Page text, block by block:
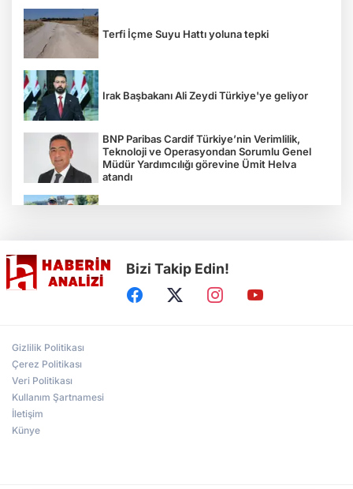
Terfi İçme Suyu Hattı yoluna tepki
Irak Başbakanı Ali Zeydi Türkiye'ye geliyor
BNP Paribas Cardif Türkiye’nin Verimlilik,
Teknoloji ve Operasyondan Sorumlu Genel
Müdür Yardımcılığı görevine Ümit Helva
atandı
Alperen Ocakları Darıca'da yeni dönem...
Bizi Takip Edin!
Gizlilik Politikası
Çerez Politikası
Veri Politikası
Kullanım Şartnamesi
İletişim
Künye